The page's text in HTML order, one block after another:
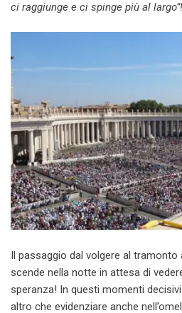
ci raggiunge e ci spinge più al largo”!
Il passaggio dal volgere al tramonto
scende nella notte in attesa di
speranza! In questi momenti
altro che evidenziare anche